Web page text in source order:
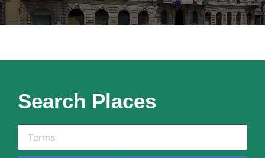
Search Places